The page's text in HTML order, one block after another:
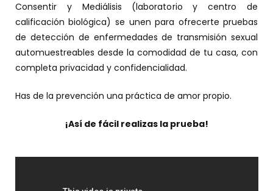
Consentir y Mediálisis (laboratorio y centro de
calificación biológica) se unen para ofrecerte pruebas
de detección de enfermedades de transmisión sexual
automuestreables desde la comodidad de tu casa, con
completa privacidad y confidencialidad.
Has de la prevención una práctica de amor propio.
¡Así de fácil realizas la prueba!